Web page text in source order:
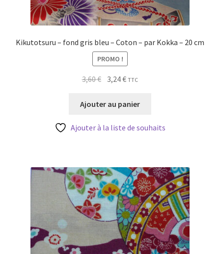
Kikutotsuru – fond gris bleu – Coton – par Kokka – 20 cm
PROMO !
3,60€ Le
initial
3,60 €.
3,24€Le
actuel
3,24 €.
TTC
Ajouter au panier
Ajouter à la liste de souhaits